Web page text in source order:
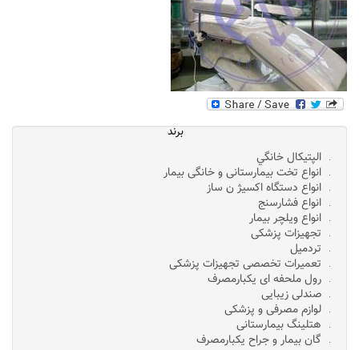
برند
الپتيکال خانگي
انواع تخت بیمارستانی و خانگی بیمار
انواع دستگاه اکسیژ ن ساز
انواع فشارسنج
انواع ویلچر بیمار
تجهیزات پزشکی
تردمیل
تعمیرات تخصصی تجهیزات پزشکی
رول ملحفه ای یکبارمصرف
صندلی زیبایی
لوازم مصرفی و پزشکی
هتلینگ بیمارستانی
گان بیمار و جراح یکبارمصرف